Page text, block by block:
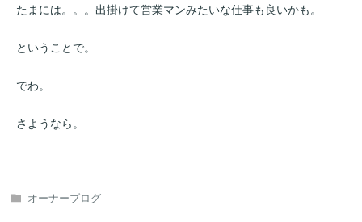
たまには。。。出掛けて営業マンみたいな仕事も良いかも。
ということで。
でわ。
さようなら。
オーナーブログ